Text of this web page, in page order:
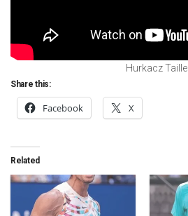
Hurkacz Taille
Share this:
Facebook X
Related